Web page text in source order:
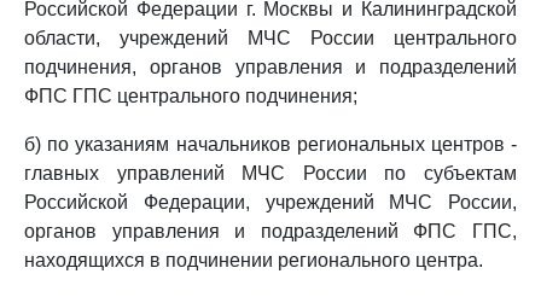
Российской Федерации г. Москвы и Калининградской
области, учреждений МЧС России центрального
подчинения, органов управления и подразделений
ФПС ГПС центрального подчинения;
б) по указаниям начальников региональных центров -
главных управлений МЧС России по субъектам
Российской Федерации, учреждений МЧС России,
органов управления и подразделений ФПС ГПС,
находящихся в подчинении регионального центра.